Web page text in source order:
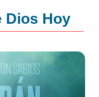
Dios Hoy